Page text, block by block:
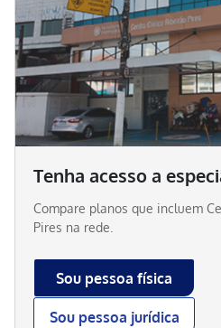
Tenha acesso a
Compare planos que incluem
Pires na rede.
Sou pessoa física
Sou pessoa jurídica